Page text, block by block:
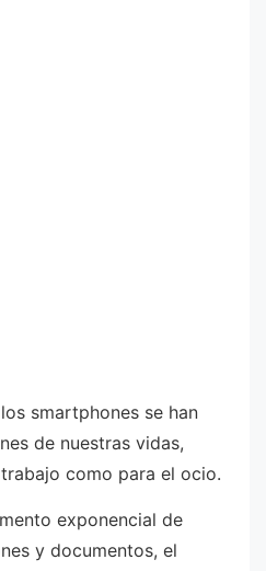
smartphones se han
de nuestras vidas,
como para el ocio.
exponencial de
y documentos, el